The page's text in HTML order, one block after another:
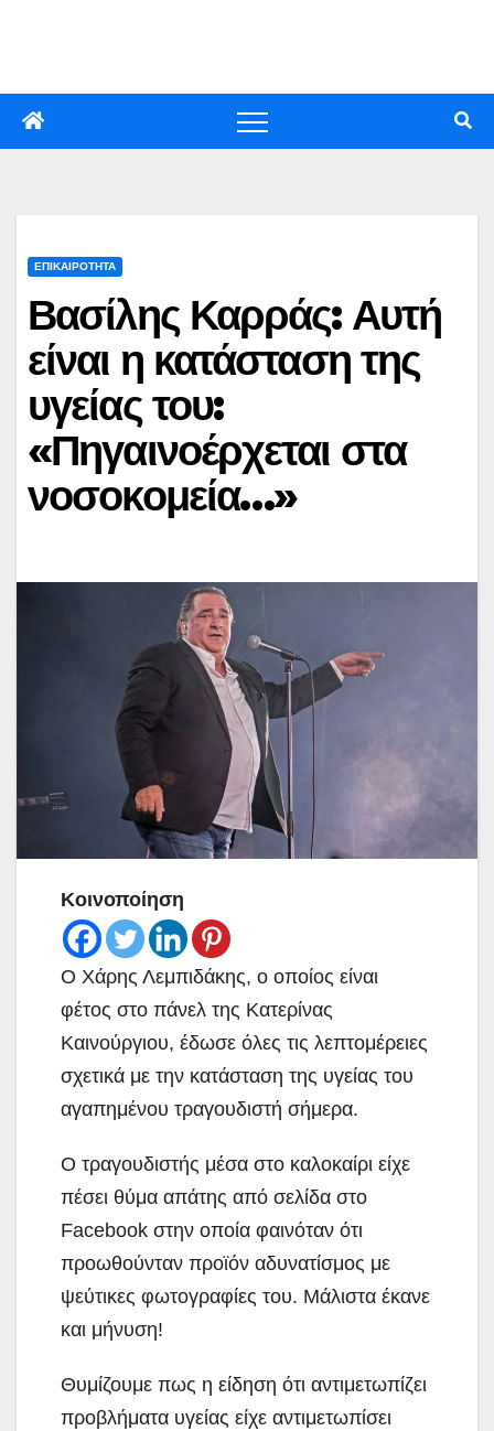
ΕΠΙΚΑΙΡΟΤΗΤΑ
Βασίλης Καρράς: Αυτή
είναι η κατάσταση της
υγείας του:
«Πηγαινοέρχεται στα
νοσοκομεία…»
Κοινοποίηση
Ο Χάρης Λεμπιδάκης, ο οποίος είναι
φέτος στο πάνελ της Κατερίνας
Καινούργιου, έδωσε όλες τις λεπτομέρειες
σχετικά με την κατάσταση της υγείας του
αγαπημένου τραγουδιστή σήμερα.
Ο τραγουδιστής μέσα στο καλοκαίρι είχε
πέσει θύμα απάτης από σελίδα στο
Facebook στην οποία φαινόταν ότι
προωθούνταν προϊόν αδυνατίσμος με
ψεύτικες φωτογραφίες του. Μάλιστα έκανε
και μήνυση!
Θυμίζουμε πως η είδηση ότι αντιμετωπίζει
προβλήματα υγείας είχε αντιμετωπίσει